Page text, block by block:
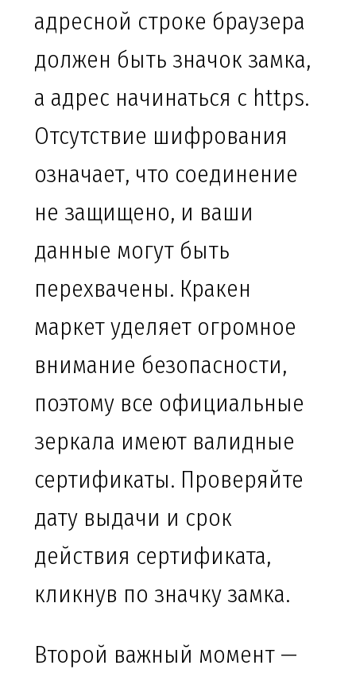
адресной строке браузера
должен быть значок замка,
а адрес начинаться с https.
Отсутствие шифрования
означает, что соединение
не защищено, и ваши
данные могут быть
перехвачены. Кракен
маркет уделяет огромное
внимание безопасности,
поэтому все официальные
зеркала имеют валидные
сертификаты. Проверяйте
дату выдачи и срок
действия сертификата,
кликнув по значку замка.
Второй важный момент —